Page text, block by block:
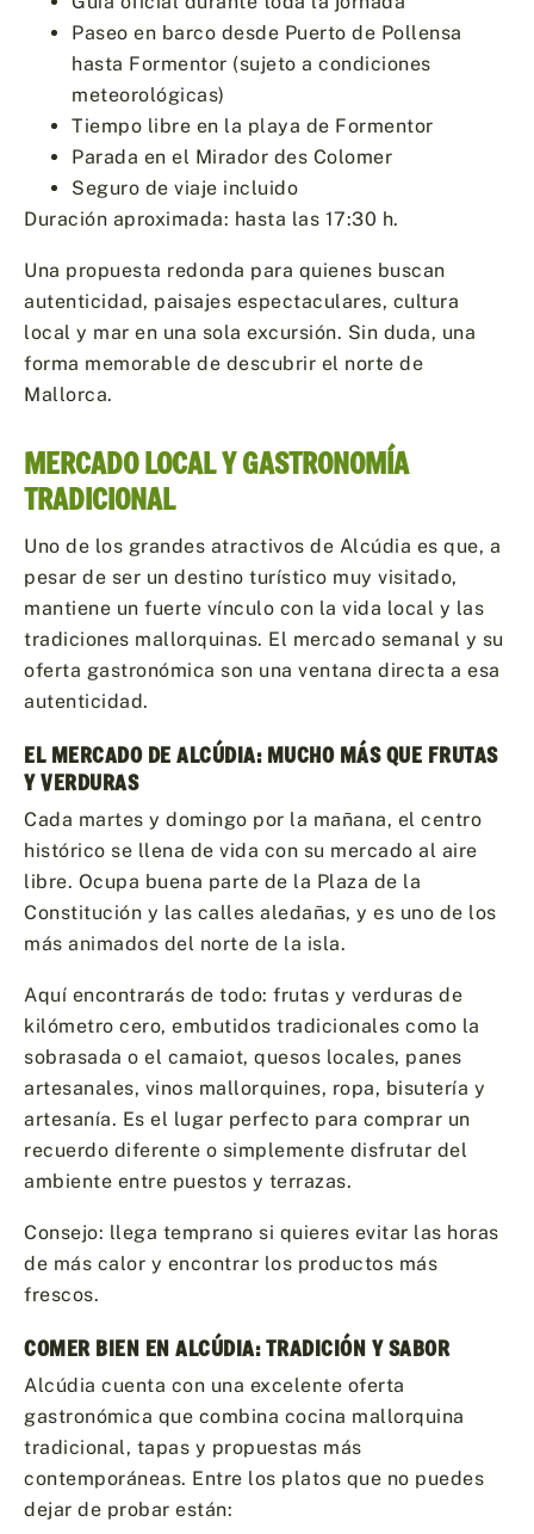
Paseo en barco desde Puerto de Pollensa
hasta Formentor (sujeto a condiciones
meteorológicas)
Tiempo libre en la playa de Formentor
Parada en el Mirador des Colomer
Seguro de viaje incluido
Duración aproximada: hasta las 17:30 h.
Una propuesta redonda para quienes buscan
autenticidad, paisajes espectaculares, cultura
local y mar en una sola excursión. Sin duda, una
forma memorable de descubrir el norte de
Mallorca.
MERCADO LOCAL Y GASTRONOMÍA
TRADICIONAL
Uno de los grandes atractivos de Alcúdia es que, a
pesar de ser un destino turístico muy visitado,
mantiene un fuerte vínculo con la vida local y las
tradiciones mallorquinas. El mercado semanal y su
oferta gastronómica son una ventana directa a esa
autenticidad.
EL MERCADO DE ALCÚDIA: MUCHO MÁS QUE FRUTAS
Y VERDURAS
Cada martes y domingo por la mañana, el centro
histórico se llena de vida con su mercado al aire
libre. Ocupa buena parte de la Plaza de la
Constitución y las calles aledañas, y es uno de los
más animados del norte de la isla.
Aquí encontrarás de todo: frutas y verduras de
kilómetro cero, embutidos tradicionales como la
sobrasada o el camaiot, quesos locales, panes
artesanales, vinos mallorquines, ropa, bisutería y
artesanía. Es el lugar perfecto para comprar un
recuerdo diferente o simplemente disfrutar del
ambiente entre puestos y terrazas.
Consejo: llega temprano si quieres evitar las horas
de más calor y encontrar los productos más
frescos.
COMER BIEN EN ALCÚDIA: TRADICIÓN Y SABOR
Alcúdia cuenta con una excelente oferta
gastronómica que combina cocina mallorquina
tradicional, tapas y propuestas más
contemporáneas. Entre los platos que no puedes
dejar de probar están: